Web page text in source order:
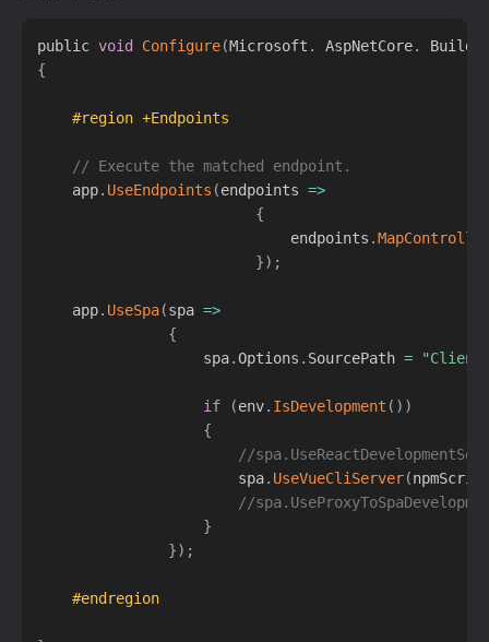
public void Configure(Microsoft . AspNetCore.
{
#region +Endpoints
// Execute the matched endpoint.
	app
. UseEndpoints (endpoints =>
{
                             endpoints
.
}) ;
    app
. UseSpa(spa =>
{
                   spa
.Options . SourcePath =
if (env. IsDevelopment ( ) )
{
//
                       spa
. UseVueCliServer(
//
}
}) ;
#endregion